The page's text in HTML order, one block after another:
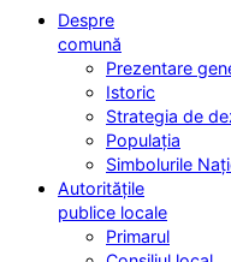
Despre
comună
Prezentare
Istoric
Strategia de
Populația
Simbolurile
Autoritățile
publice locale
Primarul